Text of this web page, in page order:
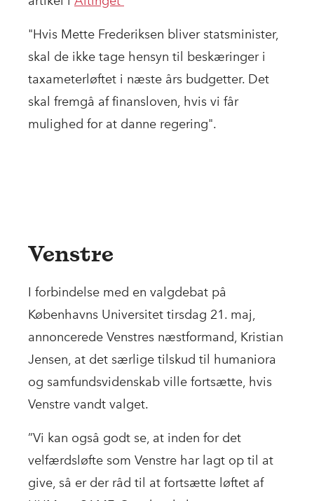
"Hvis Mette Frederiksen bliver statsminister,
skal de ikke tage hensyn til beskæringer i
taxameterløftet i næste års budgetter. Det
skal fremgå af finansloven, hvis vi får
mulighed for at danne regering".
Venstre
I forbindelse med en valgdebat på
Københavns Universitet tirsdag 21. maj,
annoncerede Venstres næstformand, Kristian
Jensen, at det særlige tilskud til humaniora
og samfundsvidenskab ville fortsætte, hvis
Venstre vandt valget.
”Vi kan også godt se, at inden for det
velfærdsløfte som Venstre har lagt op til at
give, så er der råd til at fortsætte løftet af